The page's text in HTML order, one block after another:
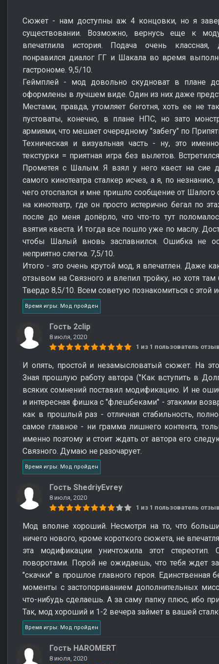
Сюжет - нам доступны аж 4 концовки, но я
существовании. Возможно, вернусь еще к
впечатлила история. Подача очень
понравился диалог ГГ и Шакала во время
гастрономе. 9,5/10.
Геймплей - мод довольно скудноват в плане
оформлены в лучшем виде. Один из них даже
Местами, правда, утомляет беготня, хоть ее не
пустоваты, конечно, в плане НПС, но зато
армиями, что мешает очередному "забегу" по
Техническая и визуальная часть - ну, это
текстурки = приятная игра без вылетов.
Прометея с Шалым. Я взял у него квест на сие
самого кинотеатра сталкер исчез, а я, по
чего отоспался и мне пришло сообщение от Шалого
на кинотеатр, где он просто истерично бегал по
после до меня допёрло, что что-то тут
взятия квеста. И тогда все пошло уже по маслу.
чтобы Шалый вновь заспавнился. Ошибка не
неприятно слегка. 7,5/10.
Итого - это очень крутой мод, я впечатлен. Даже
отзывом на Связного и влепил тройку, но хотя
Твердо 8,5/10. Всем советую познакомиться с этой
Время игры: Мод пройден
Гость 2clip
8 июля, 2020
1 из 1 пользователь
И опять, простой и незамысловатый сюжет. На
Зная прошлую работу автора ("Как вступить в
всяких сомнений поставил модификацию. И не
и интересная фишка с "флешбеками" - этакими
как в прошлый раз - отличная стабильность,
самое главное - ни грамма лишнего контента,
именно поэтому и стоит ждать от автора его
Связного. Думаю не разочарует.
Время игры: Мод пройден
Гость ShedriyEvrey
8 июля, 2020
1 из 1 пользователь
Мод вполне хороший. Несмотря на то, что
ничего нового, кроме короткого сюжета, не
эта модификации уничтожила этот
поворотами. Порой не ожидаешь, что тебя ждет
"скачки" в прошлое главного героя. Единственная
моменты с застопориванием дополнительных
что-нибудь сделаешь. А за саму папку плюс, ибо
Так, мод хороший и 1-2 вечера займет в вашей
Время игры: Мод пройден
Гость HAROMERT
8 июля, 2020